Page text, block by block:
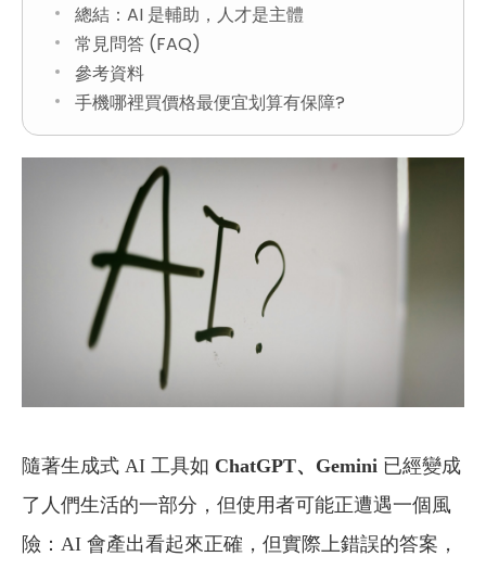
總結：AI 是輔助，人才是主體
常見問答 (FAQ)
參考資料
手機哪裡買價格最便宜划算有保障?
隨著生成式 AI 工具如 ChatGPT、Gemini 已經變成
了人們生活的一部分，但使用者可能正遭遇一個風
險：AI 會產出看起來正確，但實際上錯誤的答案，